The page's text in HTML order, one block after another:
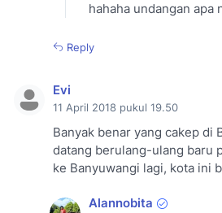
hahaha undangan apa
Reply
Evi
11 April 2018 pukul 19.50
Banyak benar yang cakep di
datang berulang-ulang baru
ke Banyuwangi lagi, kota ini
Alannobita